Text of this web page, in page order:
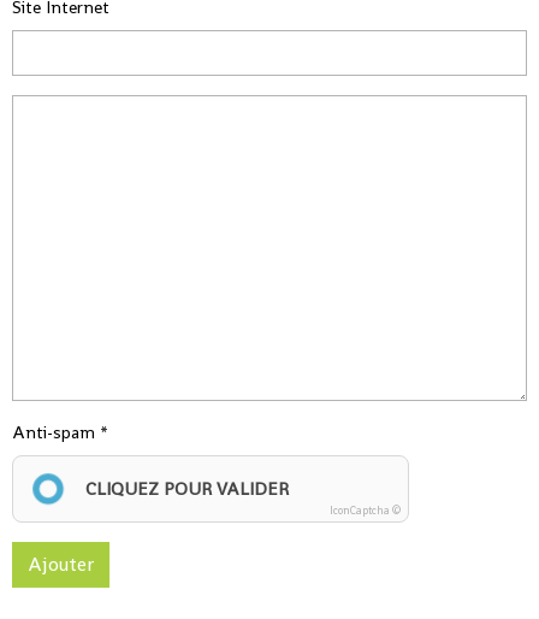
Site Internet
Anti-spam
CLIQUEZ POUR VALIDER
IconCaptcha ©
Ajouter